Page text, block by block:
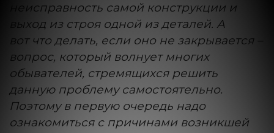
неисправность самой конструкции и
выход из строя одной из деталей. А
вот что делать, если оно не закрывается –
вопрос, который волнует многих
обывателей, стремящихся решить
данную проблему самостоятельно.
Поэтому в первую очередь надо
ознакомиться с причинами возникшей